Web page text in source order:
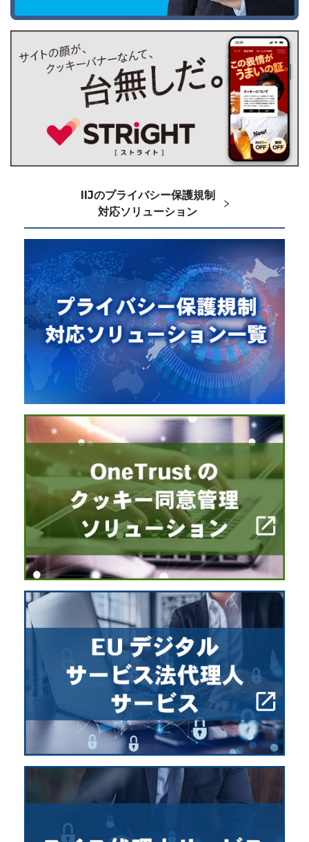
IIJのプライバシー保護規制
対応ソリューション